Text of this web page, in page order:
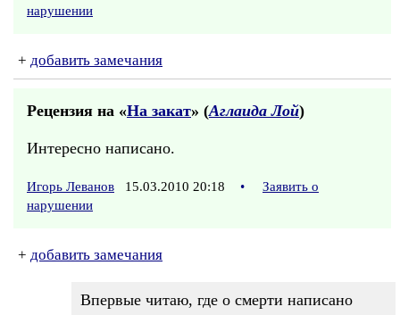
нарушении
+ добавить замечания
Рецензия на «На закат» (Аглаида Лой)
Интересно написано.
Игорь Леванов 15.03.2010 20:18 •
Заявить о
нарушении
+ добавить замечания
Впервые читаю, где о смерти написано